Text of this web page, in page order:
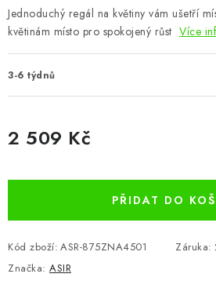
VÝPRODEJ
Kontakty
Jednoduchý regál na květiny vám ušetří
květinám místo pro spokojený růst Více
3-6 týdnů
2 509 Kč
PŘIDAT DO
Kód zboží: ASR-875ZNA4501 Záruka:
Značka: ASIR